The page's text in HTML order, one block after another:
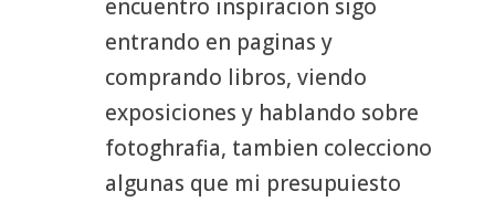
encuentro inspiracion sigo
entrando en paginas y
comprando libros, viendo
exposiciones y hablando sobre
fotoghrafia, tambien colecciono
algunas que mi presupuiesto